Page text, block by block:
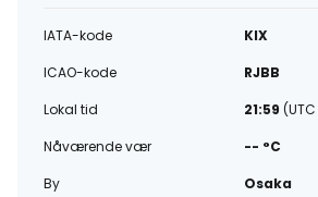
IATA-kode
KIX
ICAO-kode
RJBB
Lokal tid
21:59
Nåværende vær
-- °C
By
Osaka